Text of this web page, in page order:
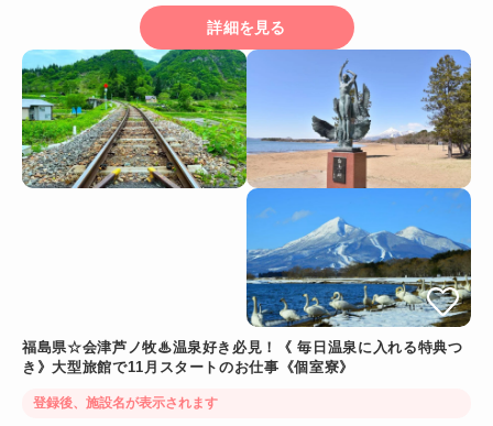
詳細を見る
福島県☆会津芦ノ牧♨温泉好き必見！《 毎日温泉に入れる特典つ
き》大型旅館で11月スタートのお仕事《個室寮》
登録後、施設名が表示されます